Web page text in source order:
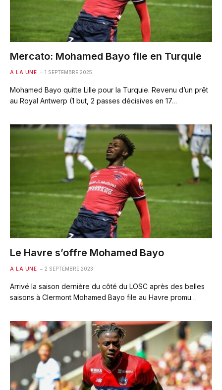
Mercato: Mohamed Bayo file en Turquie
A LA UNE 1 SEPTEMBRE 2025
Mohamed Bayo quitte Lille pour la Turquie. Revenu d’un prêt
au Royal Antwerp (1 but, 2 passes décisives en 17…
Le Havre s’offre Mohamed Bayo
A LA UNE 2 SEPTEMBRE 2023
Arrivé la saison dernière du côté du LOSC après des belles
saisons à Clermont Mohamed Bayo file au Havre promu…